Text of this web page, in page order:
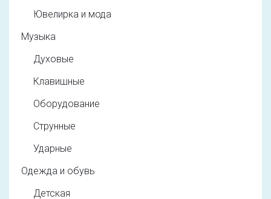
Ювелирка и мода
Музыка
Духовые
Клавишные
Оборудование
Струнные
Ударные
Одежда и обувь
Детская